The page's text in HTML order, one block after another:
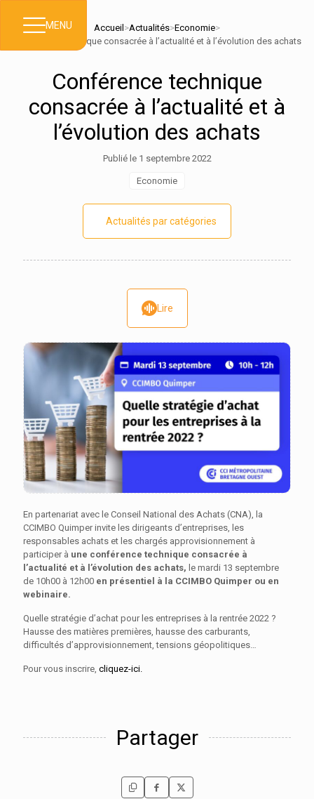
MENU Accueil >Actualités>Economie>
Conférence technique consacrée à l’actualité et à l’évolution des achats
Conférence technique
consacrée à l’actualité et à
l’évolution des achats
Publié le 1 septembre 2022
Economie
Actualités par catégories
Lire
En partenariat avec le Conseil National des Achats (CNA), la
CCIMBO Quimper invite les dirigeants d’entreprises, les
responsables achats et les chargés approvisionnement à
participer à une conférence technique consacrée à
l’actualité et à l’évolution des achats, le mardi 13 septembre
de 10h00 à 12h00 en présentiel à la CCIMBO Quimper ou en
webinaire.
Quelle stratégie d’achat pour les entreprises à la rentrée 2022 ?
Hausse des matières premières, hausse des carburants,
difficultés d’approvisionnement, tensions géopolitiques…
Pour vous inscrire, cliquez-ici.
Partager